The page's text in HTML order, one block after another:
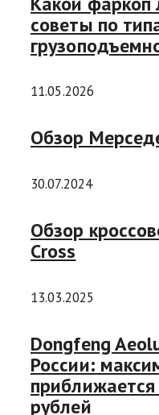
советы по
11.05.2026
Обзор
30.07.2024
Обзор
Cross
13.03.2025
Dongfeng
России:
рублей